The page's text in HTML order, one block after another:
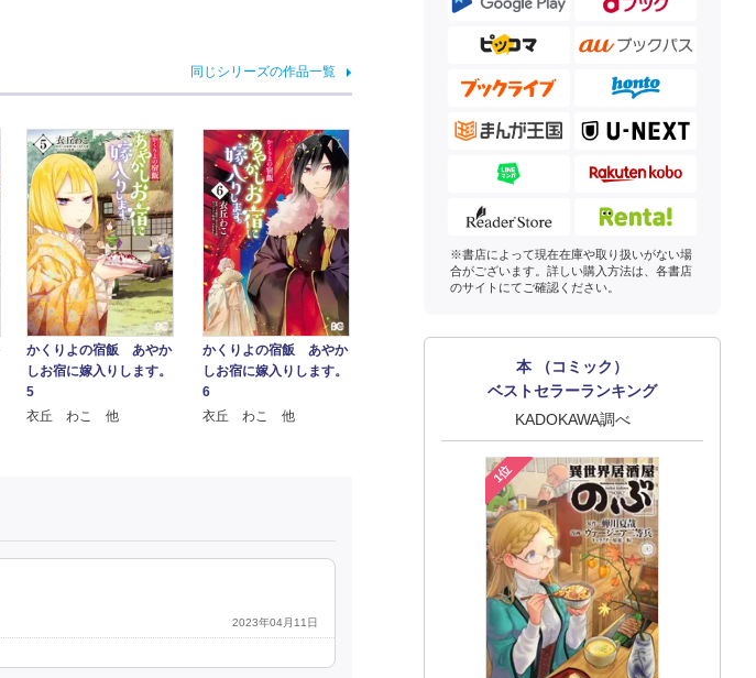
同じシリーズの作品一覧
かくりよの宿飯 あやか
しお宿に嫁入りします。
5
衣丘 わこ 他
かくりよの宿飯 あやか
しお宿に嫁入りします。
6
衣丘 わこ 他
2023年04月11日
※書店によって現在在庫や取り扱いがない場
合がございます。詳しい購入方法は、各書店
のサイトにてご確認ください。
本 （コミック）
ベストセラーランキング
KADOKAWA調べ
1位